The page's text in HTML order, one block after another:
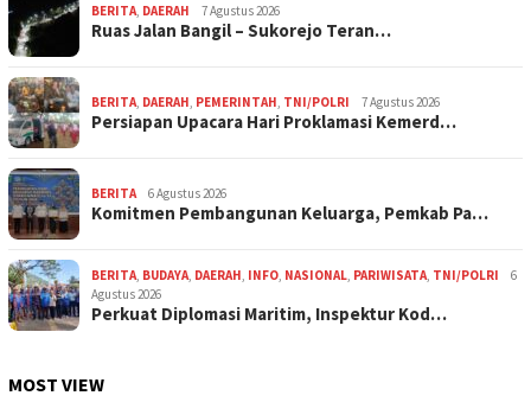
BERITA DAERAH 7 Agustus 2026
Ruas Jalan Bangil – Sukorejo Teran…
BERITA DAERAH PEMERINTAH TNI/POLRI 7 Agustus 2026
Persiapan Upacara Hari Proklamasi Kemerd…
BERITA 6 Agustus 2026
Komitmen Pembangunan Keluarga, Pemkab Pa…
BERITA BUDAYA DAERAH INFO NASIONAL PARIWISATA TNI/POLRI
6
Agustus 2026
Perkuat Diplomasi Maritim, Inspektur Kod…
MOST VIEW